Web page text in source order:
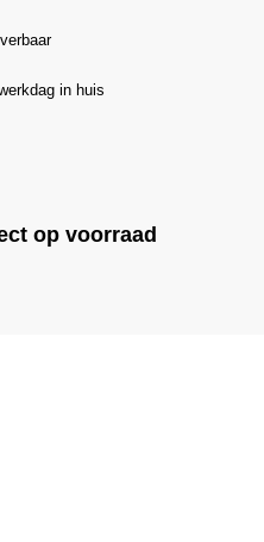
in huis
op voorraad